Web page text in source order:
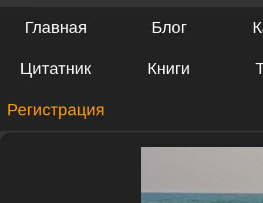
Главная Блог
Цитатник Книги
Регистрация